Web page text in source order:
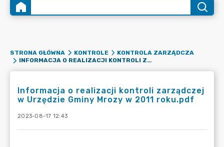
STRONA GŁÓWNA KONTROLE
KONTROLA ZARZĄDCZA
INFORMACJA O REALIZACJI KONTROLI ZARZĄDCZEJ W URZĘDZIE GMINY MROZY W 2011 ROKU.PDF
Informacja o realizacji kontroli zarządczej
w Urzędzie Gminy Mrozy w 2011 roku.pdf
2023-08-17 12:43